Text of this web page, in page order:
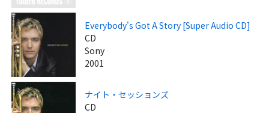
Everybody's Got A Story [Super Audio CD]
CD
Sony
2001
ナイト・セッションズ
CD